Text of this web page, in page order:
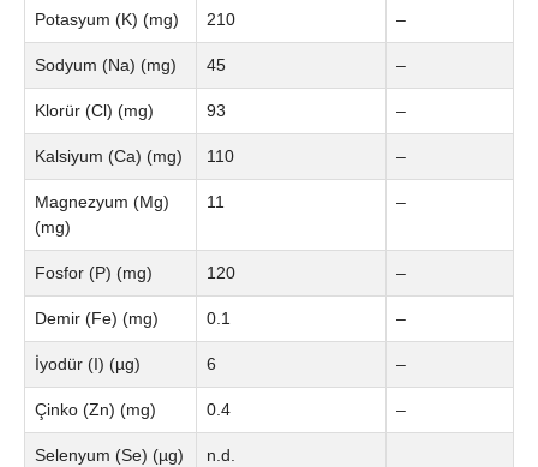
Potasyum (K) (mg) 210 –
Sodyum (Na) (mg) 45 –
Klorür (Cl) (mg) 93 –
Kalsiyum (Ca) (mg) 110 –
Magnezyum (Mg)
(mg)
11 –
Fosfor (P) (mg) 120 –
Demir (Fe) (mg) 0.1 –
İyodür (I) (µg) 6 –
Çinko (Zn) (mg) 0.4 –
Selenyum (Se) (µg) n.d.